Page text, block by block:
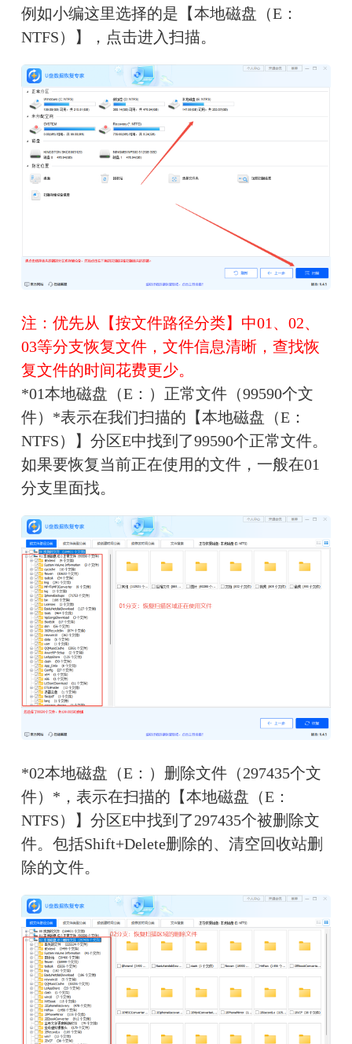
例如小编这里选择的是【本地磁盘（E：
NTFS）】，点击进入扫描。
注：优先从【按文件路径分类】中01、02、
03等分支恢复文件，文件信息清晰，查找恢
复文件的时间花费更少。
*01本地磁盘（E：）正常文件（99590个文
件）*表示在我们扫描的【本地磁盘（E：
NTFS）】分区E中找到了99590个正常文件。
如果要恢复当前正在使用的文件，一般在01
分支里面找。
*02本地磁盘（E：）删除文件（297435个文
件）*，表示在扫描的【本地磁盘（E：
NTFS）】分区E中找到了297435个被删除文
件。包括Shift+Delete删除的、清空回收站删
除的文件。